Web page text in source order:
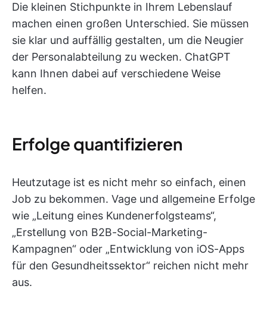
Die kleinen Stichpunkte in Ihrem Lebenslauf
machen einen großen Unterschied. Sie müssen
sie klar und auffällig gestalten, um die Neugier
der Personalabteilung zu wecken. ChatGPT
kann Ihnen dabei auf verschiedene Weise
helfen.
Erfolge quantifizieren
Heutzutage ist es nicht mehr so einfach, einen
Job zu bekommen. Vage und allgemeine Erfolge
wie „Leitung eines Kundenerfolgsteams“,
„Erstellung von B2B-Social-Marketing-
Kampagnen“ oder „Entwicklung von iOS-Apps
für den Gesundheitssektor“ reichen nicht mehr
aus.